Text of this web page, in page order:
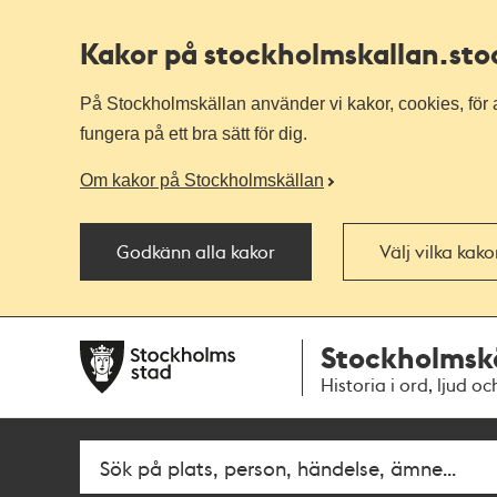
Kakor på stockholmskallan
På Stockholmskällan använder vi kakor, cookies,
fungera på ett bra sätt för dig.
Om kakor på Stockholmskällan
Godkänn alla kakor Välj vilka
navigationen
huvudinnehållet
Historia i ord, ljud
Fritextsök